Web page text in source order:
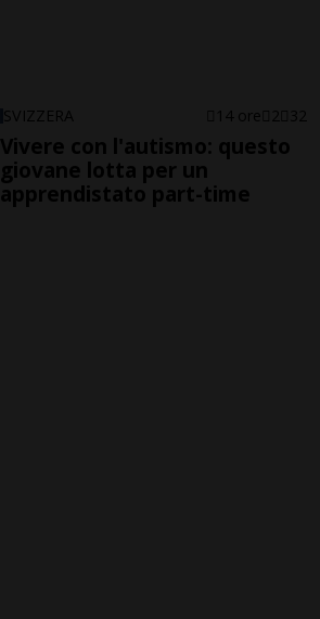
SVIZZERA 14 ore 2 32
Vivere con l'autismo: questo
giovane lotta per un
apprendistato part-time